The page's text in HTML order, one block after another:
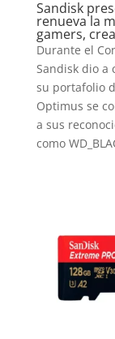
Sandisk
renueva la
gamers,
Durante el
Sandisk dio a
su portafolio
Optimus se
a sus
como